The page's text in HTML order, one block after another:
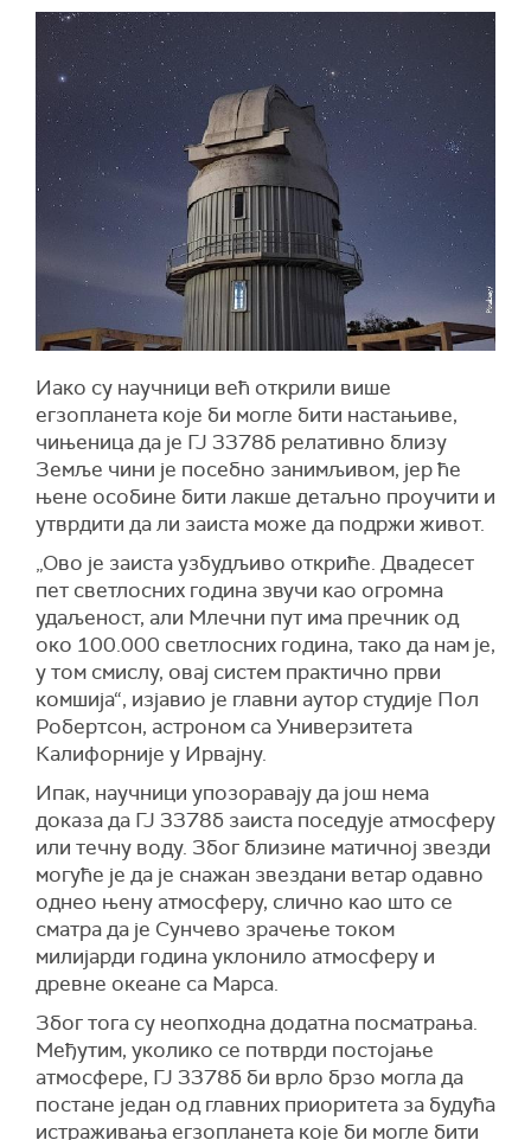
Иако су научници већ открили више
егзопланета које би могле бити настањиве,
чињеница да је ГЈ 3378б релативно близу
Земље чини је посебно занимљивом, јер ће
њене особине бити лакше детаљно проучити и
утврдити да ли заиста може да подржи живот.
„Ово је заиста узбудљиво откриће. Двадесет
пет светлосних година звучи као огромна
удаљеност, али Млечни пут има пречник од
око 100.000 светлосних година, тако да нам је,
у том смислу, овај систем практично први
комшија“, изјавио је главни аутор студије Пол
Робертсон, астроном са Универзитета
Калифорније у Ирвајну.
Ипак, научници упозоравају да још нема
доказа да ГЈ 3378б заиста поседује атмосферу
или течну воду. Због близине матичној звезди
могуће је да је снажан звездани ветар одавно
однео њену атмосферу, слично као што се
сматра да је Сунчево зрачење током
милијарди година уклонило атмосферу и
древне океане са Марса.
Због тога су неопходна додатна посматрања.
Међутим, уколико се потврди постојање
атмосфере, ГЈ 3378б би врло брзо могла да
постане један од главних приоритета за будућа
истраживања егзопланета које би могле бити